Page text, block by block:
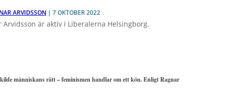
ARVIDSSON| 7 OKTOBER 2022
Arvidsson är aktiv i Liberalerna Helsingborg.
människans rätt – feminismen handlar om ett kön. Enligt Ragnar